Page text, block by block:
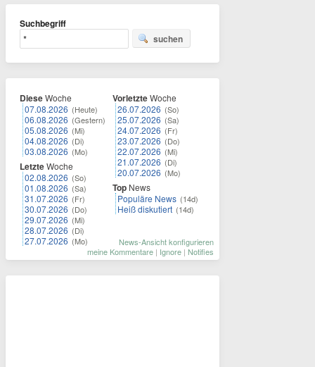
Suchbegriff
suchen
DieseWoche
07.08.2026 (Heute)
06.08.2026 (Gestern)
05.08.2026 (Mi)
04.08.2026 (Di)
03.08.2026 (Mo)
LetzteWoche
02.08.2026 (So)
01.08.2026 (Sa)
31.07.2026 (Fr)
30.07.2026 (Do)
29.07.2026 (Mi)
28.07.2026 (Di)
27.07.2026 (Mo)
VorletzteWoche
26.07.2026 (So)
25.07.2026 (Sa)
24.07.2026 (Fr)
23.07.2026 (Do)
22.07.2026 (Mi)
21.07.2026 (Di)
20.07.2026 (Mo)
Top News
Populäre News (14d)
Heiß diskutiert (14d)
News-Ansicht konfigurieren
meine Kommentare | Ignore | Notifies